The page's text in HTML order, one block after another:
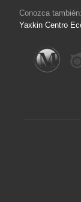
Conozca también:
Yaxkin Centro